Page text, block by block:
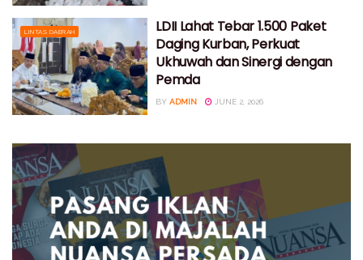
LINTAS DAERAH
LDII Lahat Tebar 1.500 Paket
Daging Kurban, Perkuat
Ukhuwah dan Sinergi dengan
Pemda
BY ADMIN JUNE 2, 2026